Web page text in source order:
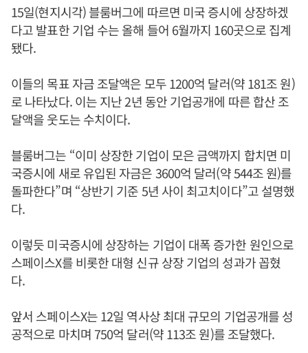
15일(현지시각) 블룸버그에 따르면 미국 증시에 상장하겠
다고 발표한 기업 수는 올해 들어 6월까지 160곳으로 집계
됐다.
이들의 목표 자금 조달액은 모두 1200억 달러(약 181조 원)
로 나타났다. 이는 지난 2년 동안 기업공개에 따른 합산 조
달액을 웃도는 수치이다.
블룸버그는 “이미 상장한 기업이 모은 금액까지 합치면 미
국증시에 새로 유입된 자금은 3600억 달러(약 544조 원)를
돌파한다”며 “상반기 기준 5년 사이 최고치이다”고 설명했
다.
이렇듯 미국증시에 상장하는 기업이 대폭 증가한 원인으로
스페이스X를 비롯한 대형 신규 상장 기업의 성과가 꼽혔
다.
앞서 스페이스X는 12일 역사상 최대 규모의 기업공개를 성
공적으로 마치며 750억 달러(약 113조 원)를 조달했다.